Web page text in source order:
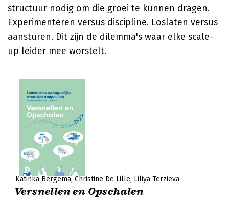
structuur nodig om die groei te kunnen dragen.
Experimenteren versus discipline. Loslaten versus
aansturen. Dit zijn de dilemma's waar elke scale-
up leider mee worstelt.
Katinka Bergema Christine De Lille Liliya Terzieva
Versnellen en Opschalen